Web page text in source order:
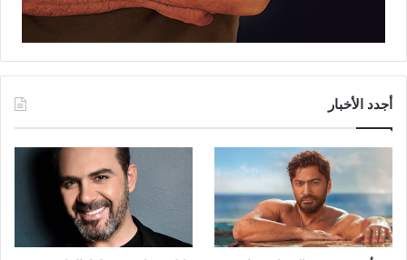
أجدد الأخبار